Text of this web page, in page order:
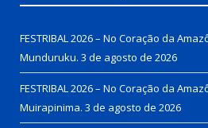
FESTRIBAL 2026 – No Coração da
Munduruku. 3 de agosto de 2026
FESTRIBAL 2026 – No Coração da
Muirapinima. 3 de agosto de 2026